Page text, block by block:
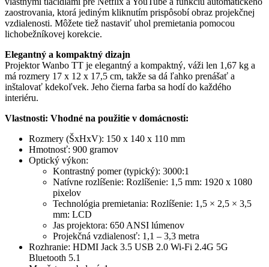
zaostrovania, ktorá jediným kliknutím prispôsobí obraz projekčnej
vzdialenosti. Môžete tiež nastaviť uhol premietania pomocou
lichobežníkovej korekcie.
Elegantný a kompaktný dizajn
Projektor Wanbo TT je elegantný a kompaktný, váži len 1,67 kg a
má rozmery 17 x 12 x 17,5 cm, takže sa dá ľahko prenášať a
inštalovať kdekoľvek. Jeho čierna farba sa hodí do každého
interiéru.
Vlastnosti: Vhodné na použitie v domácnosti:
Rozmery (ŠxHxV): 150 x 140 x 110 mm
Hmotnosť: 900 gramov
Optický výkon:
Kontrastný pomer (typický): 3000:1
Natívne rozlíšenie: Rozlíšenie: 1,5 mm: 1920 x 1080
pixelov
Technológia premietania: Rozlíšenie: 1,5 × 2,5 × 3,5
mm: LCD
Jas projektora: 650 ANSI lúmenov
Projekčná vzdialenosť: 1,1 – 3,3 metra
Rozhranie: HDMI Jack 3.5 USB 2.0 Wi-Fi 2.4G 5G
Bluetooth 5.1